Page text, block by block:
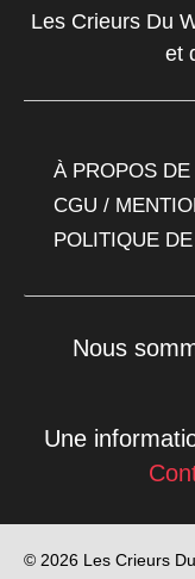
Les Crieurs Du
et
À PROPOS
CGU /
POLITIQUE
Nous
Une
© 2026 Les Crieurs